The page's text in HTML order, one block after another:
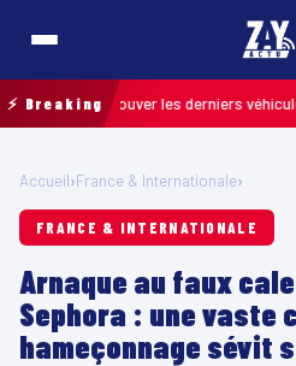
⚡ Breaking
retrouver les derniers véhicules
Accueil›France & Internationale›
FRANCE & INTERNATIONALE
Arnaque au faux
Sephora : une vaste
hameçonnage sévit